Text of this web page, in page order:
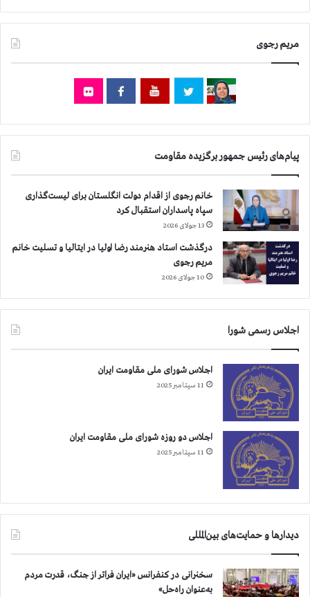
مریم رجوی
پیام‌های رئیس جمهور برگزیده مقاومت
خانم رجوی از اقدام دولت انگلستان برای لیست‌گذاری
سپاه پاسداران استقبال کرد
13 جولای 2026
درگذشت استاد هنرمند رضا اولیا در ایتالیا و تسلیت خانم
مریم رجوی
10 جولای 2026
اجلاس رسمی شورا
اجلاس شورای ملی مقاومت ایران
11 سپتامبر 2025
اجلاس دو روزه شورای ملی مقاومت ایران
11 سپتامبر 2025
دیدارها و حمایت‌های بین‌المللی
سخنرانی در کنفرانس «ایران فراتر از جنگ، قدرت مردم
به‌عنوان راه‌حل»